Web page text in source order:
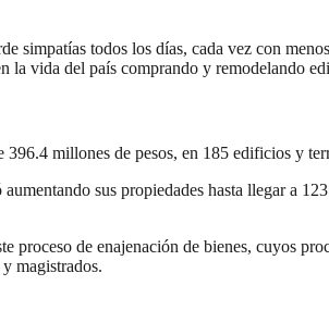
simpatías todos los días, cada vez con
la vida del país comprando y remodelando
millones de pesos, en 185 edificios y
sus propiedades hasta llegar a
proceso de enajenación de bienes, cuyos
magistrados.